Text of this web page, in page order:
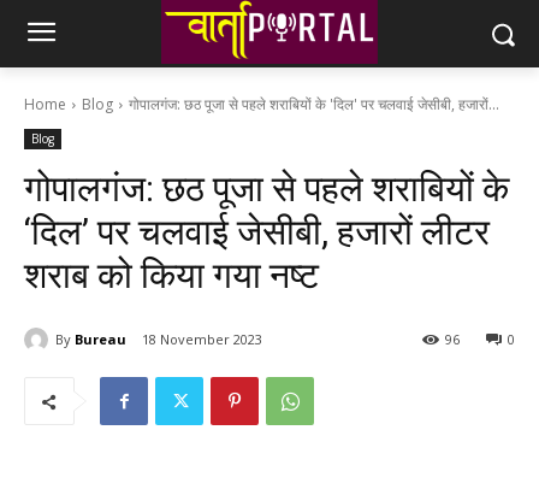
Home Blog गोपालगंज: छठ पूजा से पहले शराबियों के 'दिल' पर चलवाई जेसीबी, हजारों...
Blog
गोपालगंज: छठ पूजा से पहले शराबियों के
‘दिल’ पर चलवाई जेसीबी, हजारों लीटर
शराब को किया गया नष्ट
By Bureau 18 November 2023 0
96